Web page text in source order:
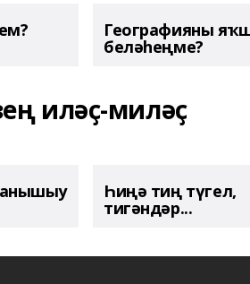
Географияны
беләһеңме?
иләҫ-миләҫ
Һиңә тиң түгел,
тигәндәр...